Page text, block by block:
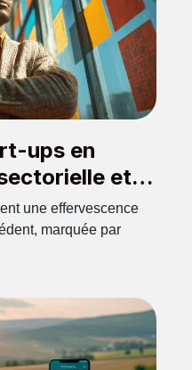
ups en
et
une effervescence
marquée par